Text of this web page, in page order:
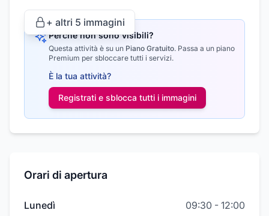
+ altri 5 immagini
Perché non sono visibili?
Questa attività è su un Piano Gratuito. Passa a un piano
Premium per sbloccare tutti i servizi.
È la tua attività?
Registrati e sblocca tutti i immagini
Orari di apertura
Lunedì 09:30 - 12:00